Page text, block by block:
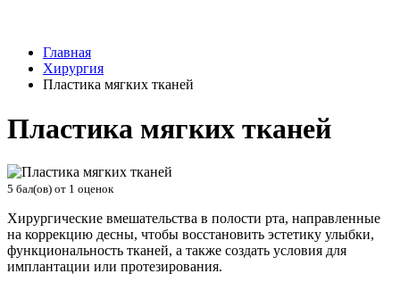
Главная
Хирургия
Пластика мягких тканей
Пластика мягких тканей
5 бал(ов) от 1 оценок
Хирургические вмешательства в полости рта, направленные
на коррекцию десны, чтобы восстановить эстетику улыбки,
функциональность тканей, а также создать условия для
имплантации или протезирования.